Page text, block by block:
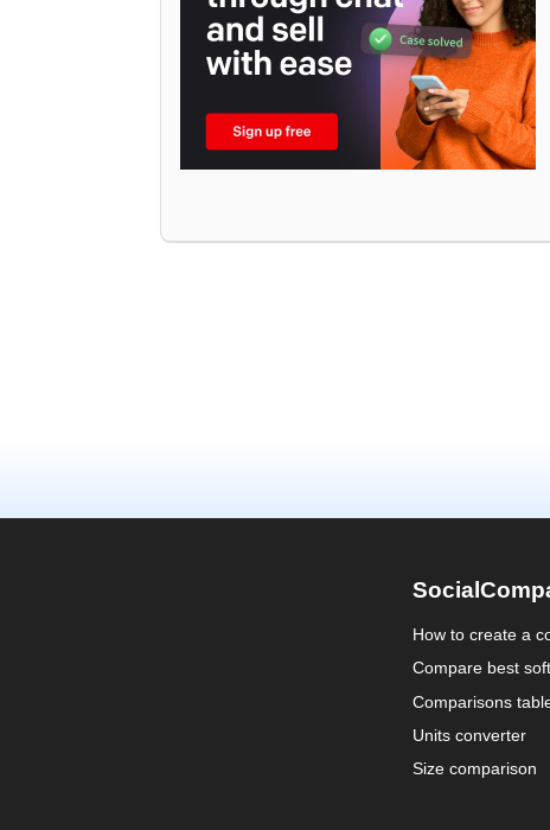
How to create a
Compare best
Comparisons
Units converter
Size comparison